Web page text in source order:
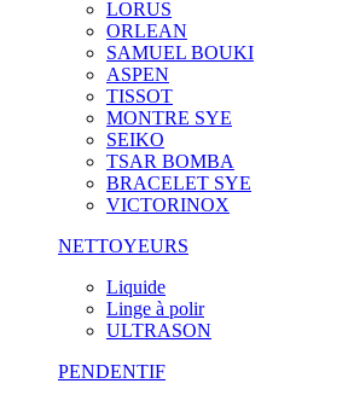
LORUS
ORLEAN
SAMUEL BOUKI
ASPEN
TISSOT
MONTRE SYE
SEIKO
TSAR BOMBA
BRACELET SYE
VICTORINOX
NETTOYEURS
Liquide
Linge à polir
ULTRASON
PENDENTIF